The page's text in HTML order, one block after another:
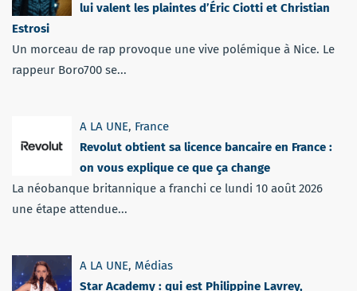
lui valent les plaintes d’Éric Ciotti et Christian
Estrosi
Un morceau de rap provoque une vive polémique à Nice. Le
rappeur Boro700 se...
A LA UNE, France
Revolut obtient sa licence bancaire en France :
on vous explique ce que ça change
La néobanque britannique a franchi ce lundi 10 août 2026
une étape attendue...
A LA UNE, Médias
Star Academy : qui est Philippine Lavrey,